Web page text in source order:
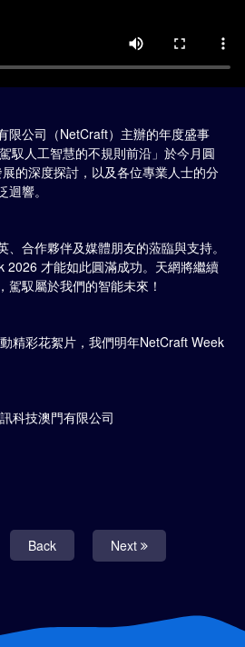
限公司（NetCraft）主辦的年度盛事
馭人工智慧的不規則前沿」於今月圓
的深度探討，以及各位專業人士的分
響。
合作夥伴及媒體朋友的蒞臨與支持。
2026 才能如此圓滿成功。天網將繼續
馭屬於我們的智能未來！
精彩花絮片，我們明年NetCraft Week
科技澳門有限公司
Back Next